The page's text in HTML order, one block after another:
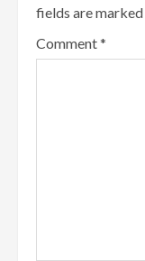
fields are marked
Comment*